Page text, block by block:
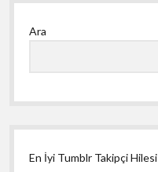
Yan
Menü
Ara
En İyi Tumblr Takipçi Hilesi